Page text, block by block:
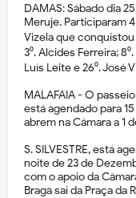
DAMAS: Sábado dia
Meruje. Participaram
Vizela que conquistou
3⁰. Alcides Ferreira;
Luís Leite e 26⁰. José
MALAFAIA - O
está agendado para
abrem na Câmara a 1
S. SILVESTRE, está
noite de 23 de
com o apoio da
Braga sai da Praça da